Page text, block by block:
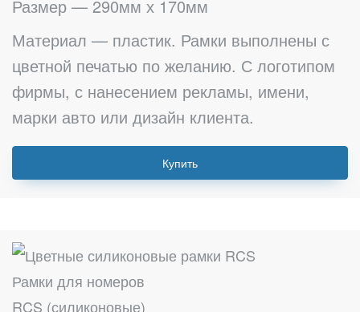
Размер — 290мм х 170мм
Материал — пластик. Рамки выполнены с
цветной печатью по желанию. С логотипом
фирмы, с нанесением рекламы, имени,
марки авто или дизайн клиента.
Купить
Рамки для номеров
RCS (силиконовые)